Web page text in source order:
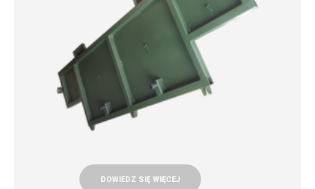
DOWIEDZ SIĘ WIĘCEJ